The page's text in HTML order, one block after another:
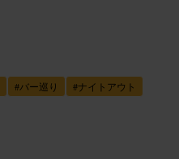
#バー巡り #ナイトアウト